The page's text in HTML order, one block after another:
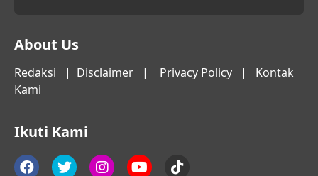
About Us
Redaksi | Disclaimer | Privacy Policy | Kontak
Kami
Ikuti Kami